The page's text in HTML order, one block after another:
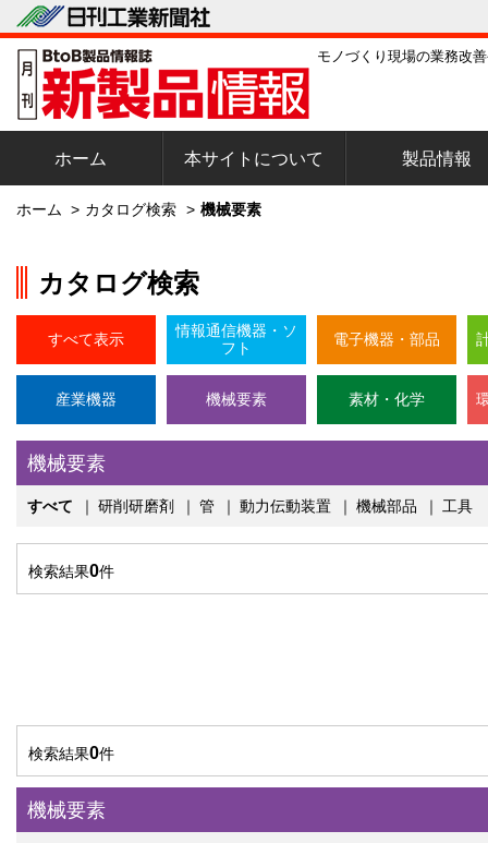
モノづくり現場の業務改
ホーム 本サイトについて 製品情報
ホーム > カタログ検索 > 機械要素
カタログ検索
すべて表示
情報通信機器・ソ
フト
電子機器・部品
産業機器 機械要素 素材・化学
機械要素
すべて ｜ 研削研磨剤 ｜ 管 ｜ 動力伝動装置 ｜ 機械部品 ｜ 工具
検索結果0件
検索結果0件
機械要素